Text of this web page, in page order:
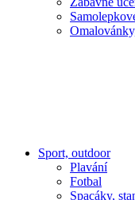
Sport, outdoor
Plavání
Fotbal
Spacáky,